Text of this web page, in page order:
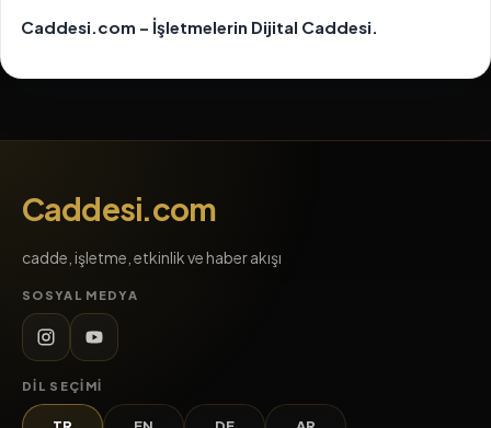
Caddesi.com – İşletmelerin Dijital Caddesi.
Caddesi.com
cadde, işletme, etkinlik ve haber akışı
SOSYAL MEDYA
DIL SEÇIMI